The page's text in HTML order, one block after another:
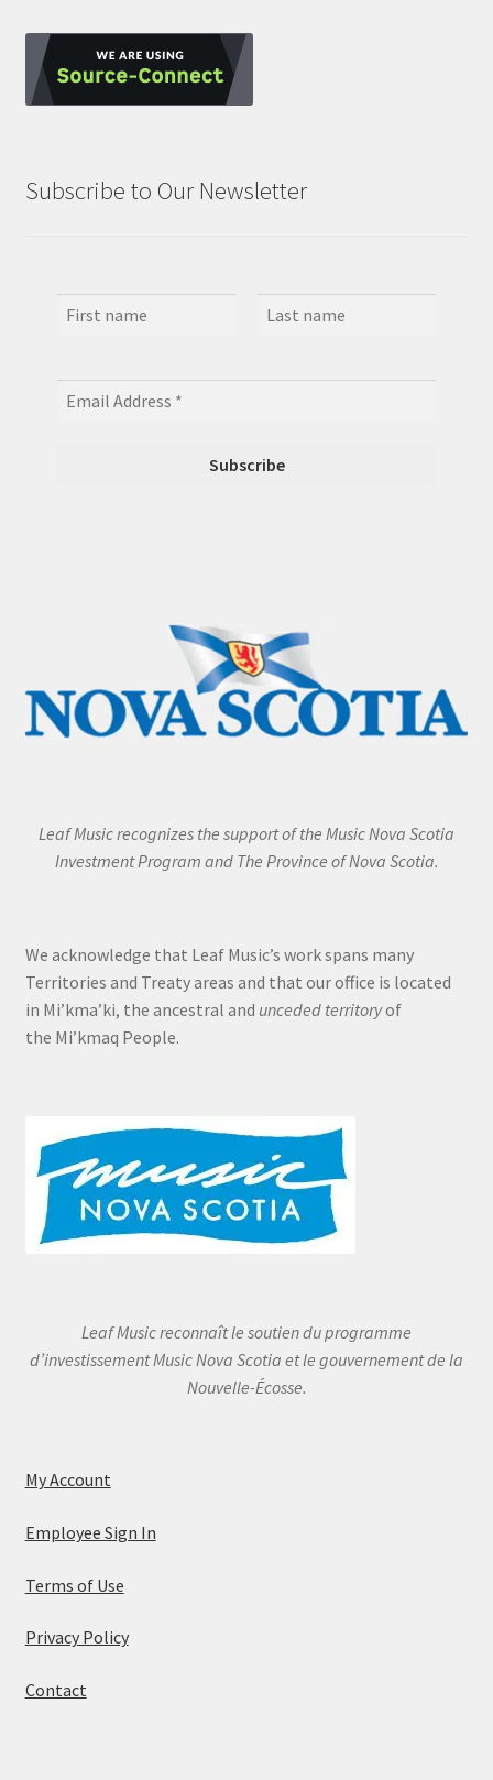
Subscribe to Our Newsletter
Leaf Music recognizes the support of the Music Nova Scotia
Investment Program and The Province of Nova Scotia.
We acknowledge that Leaf Music’s work spans many
Territories and Treaty areas and that our office is located
in Mi’kma’ki, the ancestral and unceded territoryof
the Mi’kmaq People.
Leaf Music reconnaît le soutien du programme
d’investissement Music Nova Scotia et le gouvernement de la
Nouvelle-Écosse.
My Account
Employee Sign In
Terms of Use
Privacy Policy
Contact